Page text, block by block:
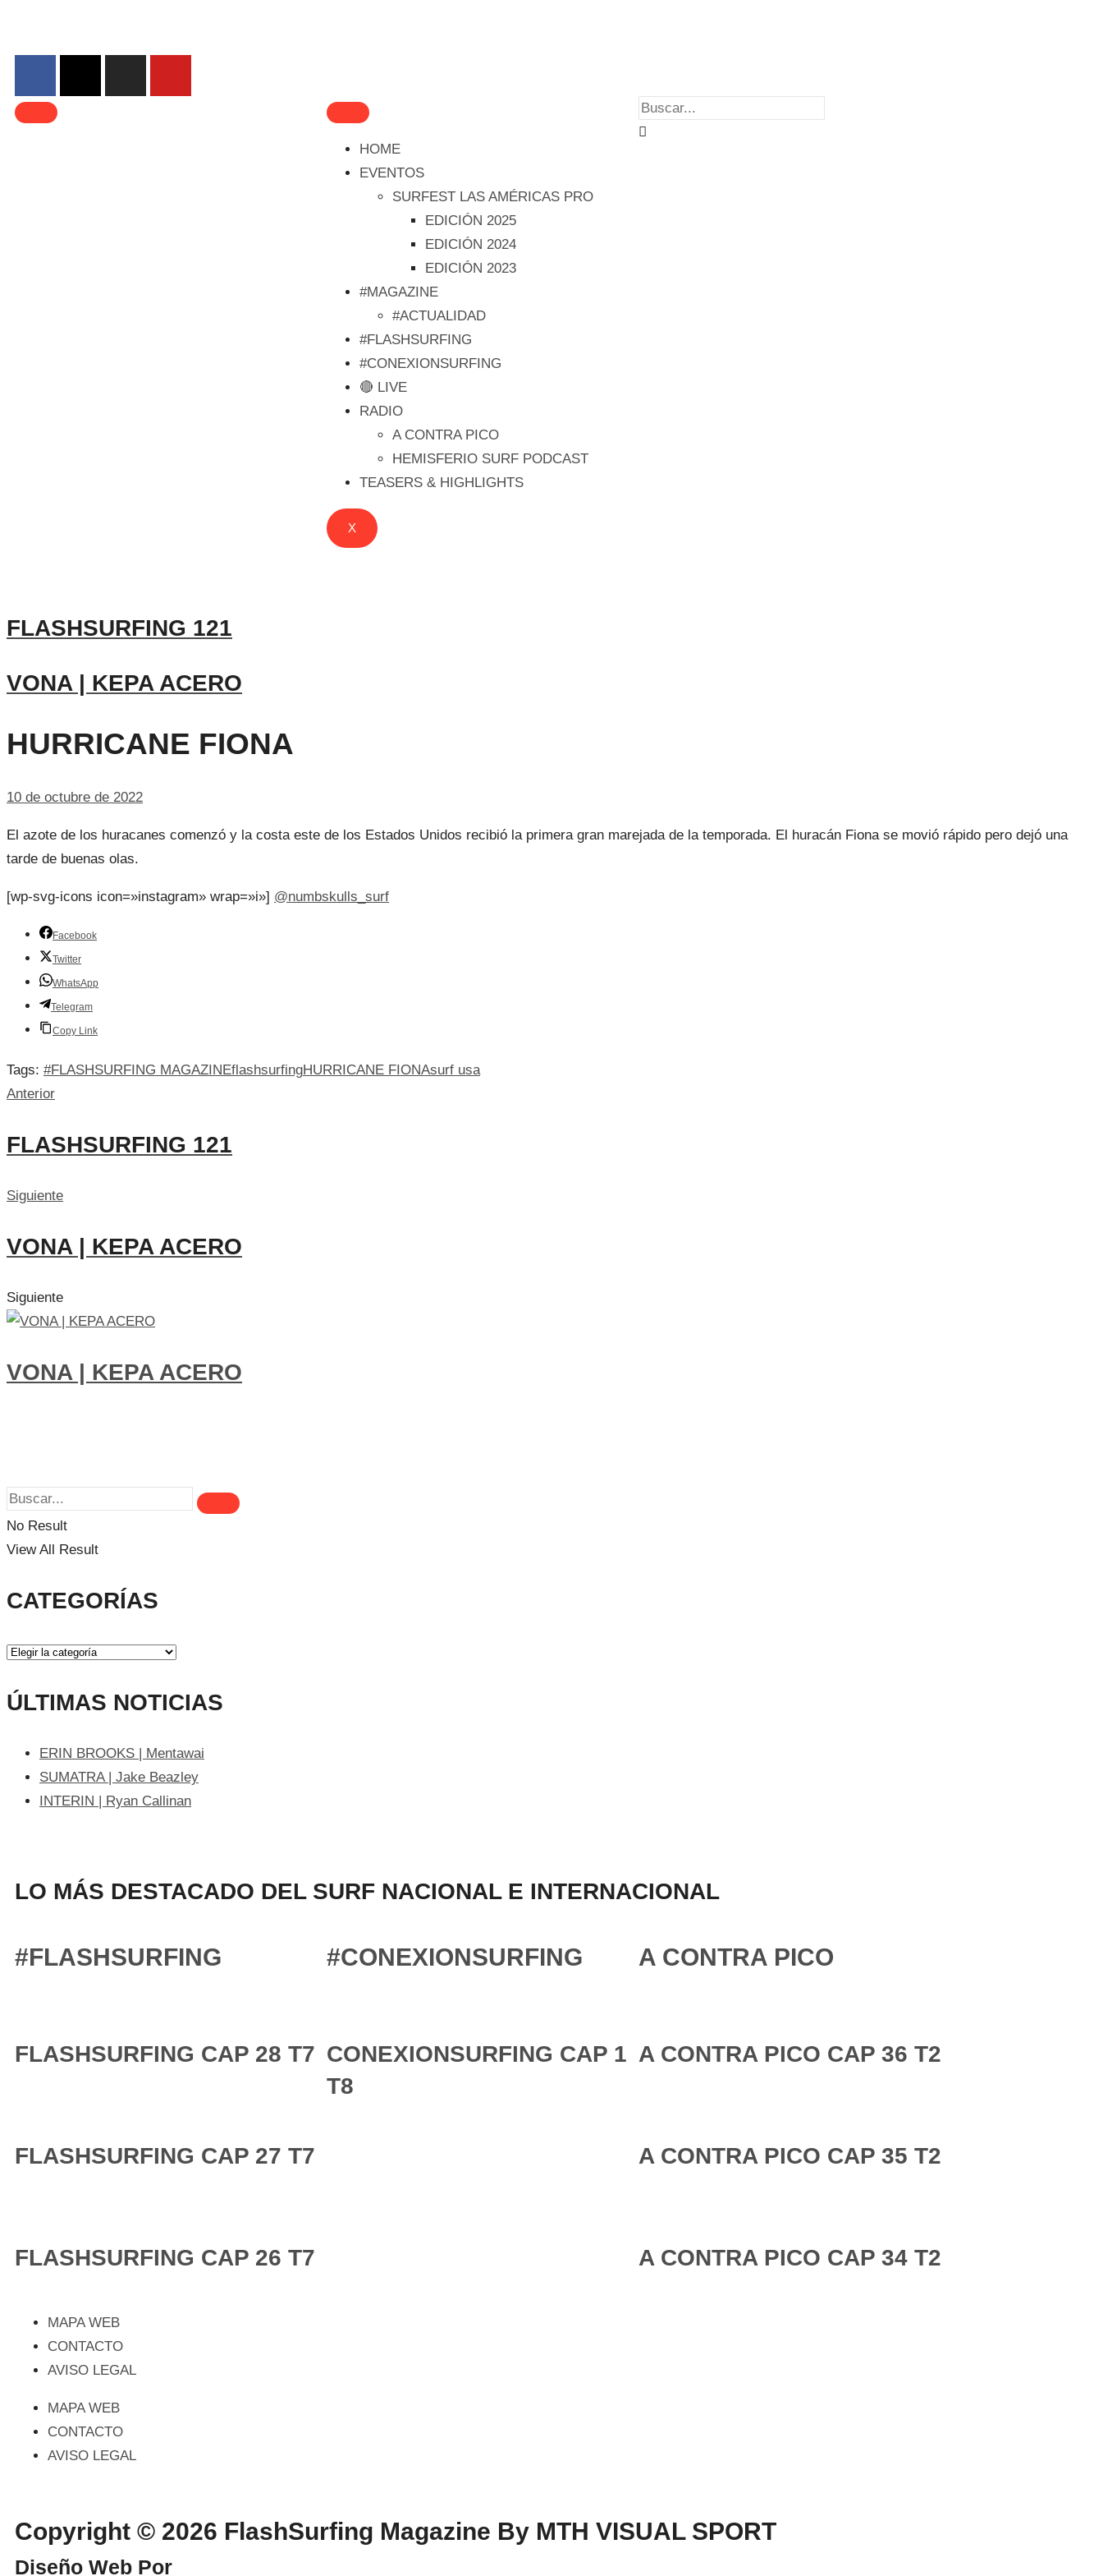
HOME
EVENTOS
SURFEST LAS AMÉRICAS PRO
EDICIÓN 2025
EDICIÓN 2024
EDICIÓN 2023
#MAGAZINE
#ACTUALIDAD
#FLASHSURFING
#CONEXIONSURFING
🔴 LIVE
RADIO
A CONTRA PICO
HEMISFERIO SURF PODCAST
TEASERS & HIGHLIGHTS
X
FLASHSURFING 121
VONA | KEPA ACERO
HURRICANE FIONA
10 de octubre de 2022
El azote de los huracanes comenzó y la costa este de los Estados Unidos recibió la primera gran marejada de la temporada. El huracán Fiona se movió rápido pero dejó una
tarde de buenas olas.
[wp-svg-icons icon=»instagram» wrap=»i»] @numbskulls_surf
Facebook
Twitter
WhatsApp
Telegram
Copy Link
Tags: #FLASHSURFING MAGAZINEflashsurfingHURRICANE FIONAsurf usa
Anterior
FLASHSURFING 121
Siguiente
VONA | KEPA ACERO
Siguiente
VONA | KEPA ACERO
No Result
View All Result
CATEGORÍAS
ÚLTIMAS NOTICIAS
ERIN BROOKS | Mentawai
SUMATRA | Jake Beazley
INTERIN | Ryan Callinan
LO MÁS DESTACADO DEL SURF NACIONAL E INTERNACIONAL
#FLASHSURFING
FLASHSURFING CAP 28 T7
FLASHSURFING CAP 27 T7
FLASHSURFING CAP 26 T7
#CONEXIONSURFING
CONEXIONSURFING CAP 1
T8
A CONTRA PICO
A CONTRA PICO CAP 36 T2
A CONTRA PICO CAP 35 T2
A CONTRA PICO CAP 34 T2
MAPA WEB
CONTACTO
AVISO LEGAL
MAPA WEB
CONTACTO
AVISO LEGAL
Copyright © 2026 FlashSurfing Magazine By MTH VISUAL SPORT
Diseño Web Por